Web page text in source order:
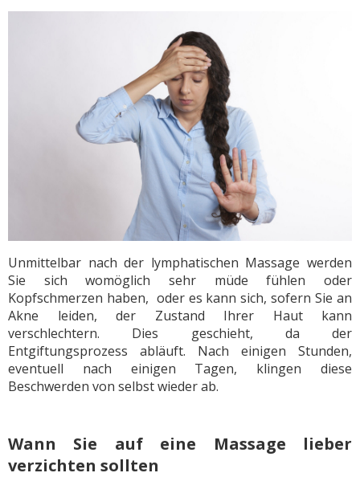
Unmittelbar nach der lymphatischen Massage werden
Sie sich womöglich sehr müde fühlen oder
Kopfschmerzen haben, oder es kann sich, sofern Sie an
Akne leiden, der Zustand Ihrer Haut kann
verschlechtern. Dies geschieht, da der
Entgiftungsprozess abläuft. Nach einigen Stunden,
eventuell nach einigen Tagen, klingen diese
Beschwerden von selbst wieder ab.
Wann Sie auf eine Massage lieber
verzichten sollten